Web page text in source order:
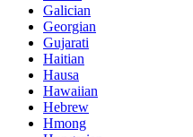
Galician
Georgian
Gujarati
Haitian
Hausa
Hawaiian
Hebrew
Hmong